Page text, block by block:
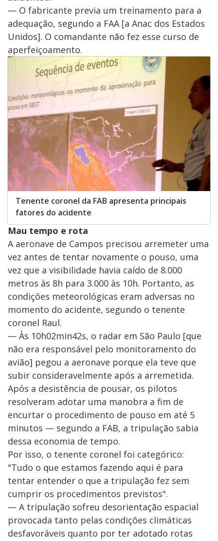
— O fabricante previa um treinamento para a
adequação, segundo a FAA [a Anac dos Estados
Unidos]. O comandante não fez esse curso de
aperfeiçoamento.
Tenente coronel da FAB apresenta principais
fatores do acidente
Mau tempo e rota
A aeronave de Campos precisou arremeter uma
vez antes de tentar novamente o pouso, uma
vez que a visibilidade havia caído de 8.000
metros às 8h para 3.000 às 10h. Portanto, as
condições meteorológicas eram adversas no
momento do acidente, segundo o tenente
coronel Raul.
— Às 10h02min42s, o radar em São Paulo [que
não era responsável pelo monitoramento do
avião] pegou a aeronave porque ela teve que
subir consideravelmente após a arremetida.
Após a desistência de pousar, os pilotos
resolveram adotar uma manobra a fim de
encurtar o procedimento de pouso em até 5
minutos — segundo a FAB, a tripulação sabia
dessa economia de tempo.
Por isso, o tenente coronel foi categórico:
"Tudo o que estamos fazendo aqui é para
tentar entender o que a tripulação fez sem
cumprir os procedimentos previstos".
— A tripulação sofreu desorientação espacial
provocada tanto pelas condições climáticas
desfavoráveis quanto por ter adotado rotas